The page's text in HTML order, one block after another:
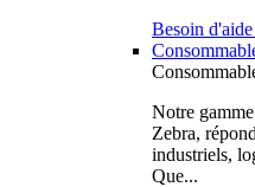
Besoin
Notre
Zebra,
industriels,
Que...